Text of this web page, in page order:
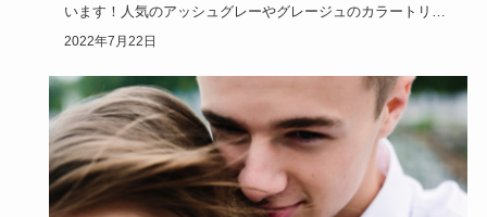
います！人気のアッシュグレーやグレージュのカラートリー
トメントの説明…
2022年7月22日